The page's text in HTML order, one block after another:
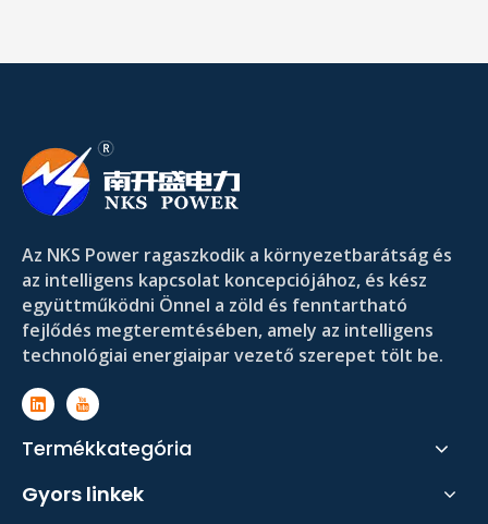
Az NKS Power ragaszkodik a környezetbarátság és
az intelligens kapcsolat koncepciójához, és kész
együttműködni Önnel a zöld és fenntartható
fejlődés megteremtésében, amely az intelligens
technológiai energiaipar vezető szerepet tölt be.
Termékkategória
Gyors linkek